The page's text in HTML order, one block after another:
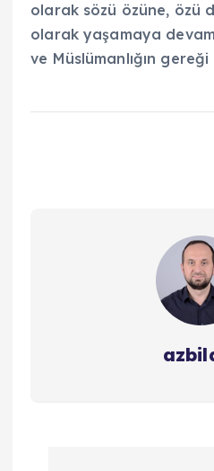
olarak sözü özüne, özü
olarak yaşamaya
ve Müslümanlığın